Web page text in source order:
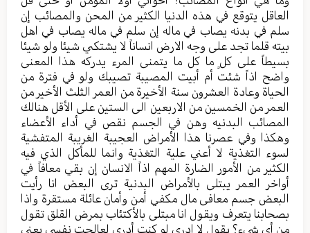
العاقل یتوقع في هذه الدنیا الکثیر من المحن والمصائب إن
سلم في بدنه یصاب في ماله إن سلم في ماله یصاب في اهل
بیته قلما تجد علی وجه الارض انساناً لا یشتکي شیئا ولو شیئا
بسیطاً علی کلٍ ما کل ما یتمنی المرء یدرکه هذا المعنی
واضح اذاً شئت أم أبيت المصيبة تصيبك ولو في فترة من
الحیاة وعادة العشرون سنة الأخيرة من العمر الثلث الأخیر من
العمر من الخمسین من الاربعین الی الستین علی الأقل هنالك
المصائب البدنیه وهن في الجسم نقص في أداء الأعضاء
وهکذا وفي عصرنا هذا الأمراض العجیبة الغریبة المتفشیة
لسوء التغذیة لا أعني علیة التغذية وانما للمأکل الذي فیه
الکثیر من الأمور الضارة المهم اذاً الانسان إن بقي معافاً في
أواخر العمر یبتلی بالأمراض البدنیة تری البعض انا رأيت
البعض جسم معافی مال مکفي أمن وأمان عائلة مستقرة واذا
بصحابنا یتعرف ویقول انا مبتلی بالأکتئاب بمرض القلق تقول
من أي شيء؟ یقول لا ادري لو کنت أدري لعالجت نفسي یعني